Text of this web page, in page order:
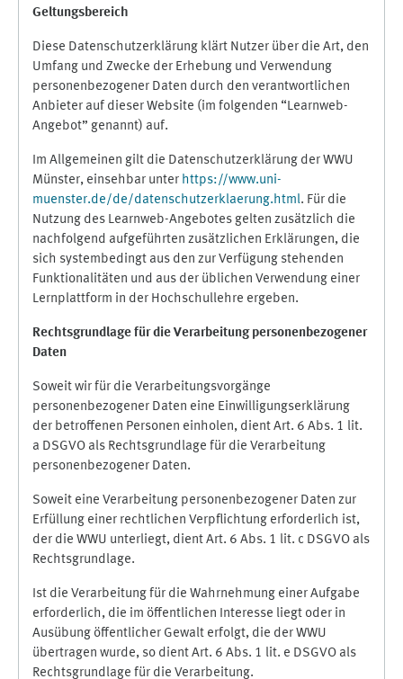
Geltungsbereich
Diese Datenschutzerklärung klärt Nutzer über die Art, den
Umfang und Zwecke der Erhebung und Verwendung
personenbezogener Daten durch den verantwortlichen
Anbieter auf dieser Website (im folgenden “Learnweb-
Angebot” genannt) auf.
Im Allgemeinen gilt die Datenschutzerklärung der WWU
Münster, einsehbar unter https://www.uni-
muenster.de/de/datenschutzerklaerung.html. Für die
Nutzung des Learnweb-Angebotes gelten zusätzlich die
nachfolgend aufgeführten zusätzlichen Erklärungen, die
sich systembedingt aus den zur Verfügung stehenden
Funktionalitäten und aus der üblichen Verwendung einer
Lernplattform in der Hochschullehre ergeben.
Rechtsgrundlage für die Verarbeitung personenbezogener
Daten
Soweit wir für die Verarbeitungsvorgänge
personenbezogener Daten eine Einwilligungserklärung
der betroffenen Personen einholen, dient Art. 6 Abs. 1 lit.
a DSGVO als Rechtsgrundlage für die Verarbeitung
personenbezogener Daten.
Soweit eine Verarbeitung personenbezogener Daten zur
Erfüllung einer rechtlichen Verpflichtung erforderlich ist,
der die WWU unterliegt, dient Art. 6 Abs. 1 lit. c DSGVO als
Rechtsgrundlage.
Ist die Verarbeitung für die Wahrnehmung einer Aufgabe
erforderlich, die im öffentlichen Interesse liegt oder in
Ausübung öffentlicher Gewalt erfolgt, die der WWU
übertragen wurde, so dient Art. 6 Abs. 1 lit. e DSGVO als
Rechtsgrundlage für die Verarbeitung.